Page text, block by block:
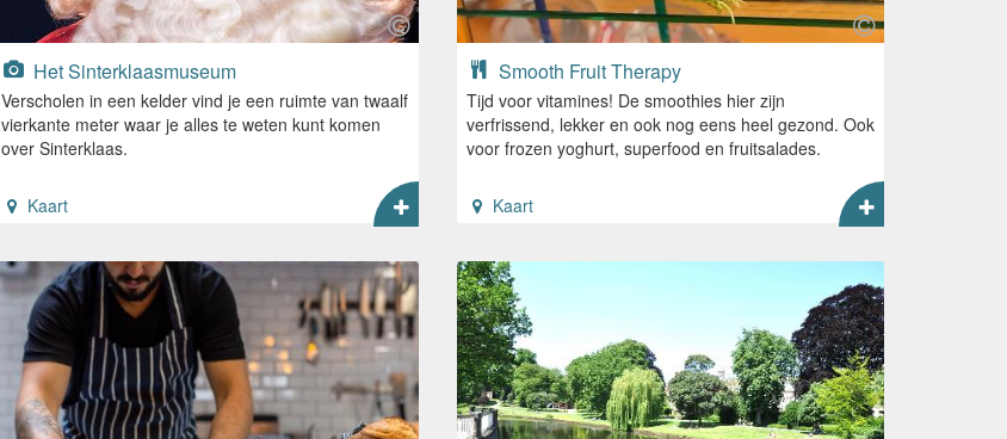
Het Sinterklaasmuseum
Verscholen in een kelder vind je een ruimte van twaalf
vierkante meter waar je alles te weten kunt komen
over Sinterklaas.
Kaart
Smooth Fruit Therapy
Tijd voor vitamines! De smoothies hier zijn
verfrissend, lekker en ook nog eens heel gezond. Ook
voor frozen yoghurt, superfood en fruitsalades.
Kaart